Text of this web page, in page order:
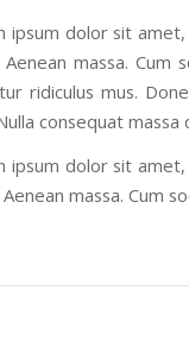
ipsum dolor sit
massa. Cum
ridiculus mus.
consequat massa
ipsum dolor sit
massa. Cum